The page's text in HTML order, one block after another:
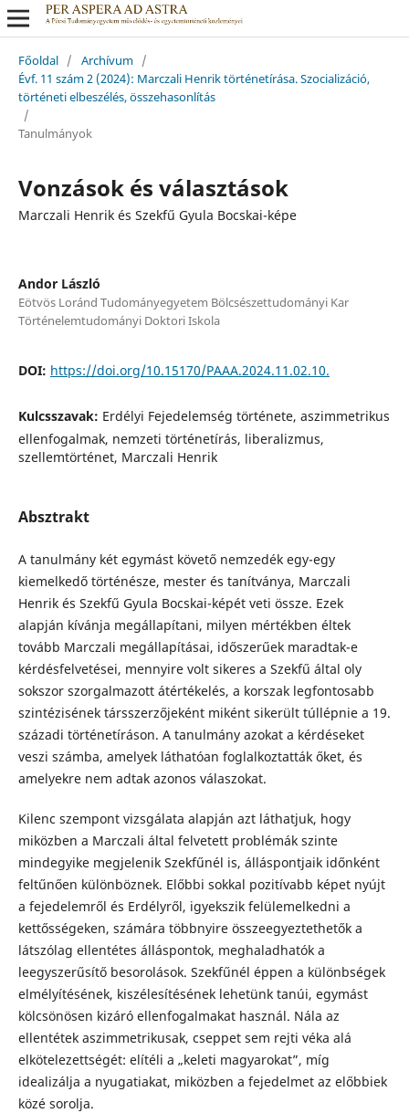
Főoldal / Archívum /
Évf. 11 szám 2 (2024): Marczali Henrik történetírása. Szocializáció,
történeti elbeszélés, összehasonlítás
/
Tanulmányok
Vonzások és választások
Marczali Henrik és Szekfű Gyula Bocskai-képe
Andor László
Eötvös Loránd Tudományegyetem Bölcsészettudományi Kar
Történelemtudományi Doktori Iskola
DOI: https://doi.org/10.15170/PAAA.2024.11.02.10.
Kulcsszavak: Erdélyi Fejedelemség története, aszimmetrikus
ellenfogalmak, nemzeti történetírás, liberalizmus,
szellemtörténet, Marczali Henrik
Absztrakt
A tanulmány két egymást követő nemzedék egy-egy
kiemelkedő történésze, mester és tanítványa, Marczali
Henrik és Szekfű Gyula Bocskai-képét veti össze. Ezek
alapján kívánja megállapítani, milyen mértékben éltek
tovább Marczali megállapításai, időszerűek maradtak-e
kérdésfelvetései, mennyire volt sikeres a Szekfű által oly
sokszor szorgalmazott átértékelés, a korszak legfontosabb
szintézisének társszerzőjeként miként sikerült túllépnie a 19.
századi történetíráson. A tanulmány azokat a kérdéseket
veszi számba, amelyek láthatóan foglalkoztatták őket, és
amelyekre nem adtak azonos válaszokat.
Kilenc szempont vizsgálata alapján azt láthatjuk, hogy
miközben a Marczali által felvetett problémák szinte
mindegyike megjelenik Szekfűnél is, álláspontjaik időnként
feltűnően különböznek. Előbbi sokkal pozitívabb képet nyújt
a fejedelemről és Erdélyről, igyekszik felülemelkedni a
kettősségeken, számára többnyire összeegyeztethetők a
látszólag ellentétes álláspontok, meghaladhatók a
leegyszerűsítő besorolások. Szekfűnél éppen a különbségek
elmélyítésének, kiszélesítésének lehetünk tanúi, egymást
kölcsönösen kizáró ellenfogalmakat használ. Nála az
ellentétek aszimmetrikusak, cseppet sem rejti véka alá
elkötelezettségét: elítéli a „keleti magyarokat”, míg
idealizálja a nyugatiakat, miközben a fejedelmet az előbbiek
közé sorolja.